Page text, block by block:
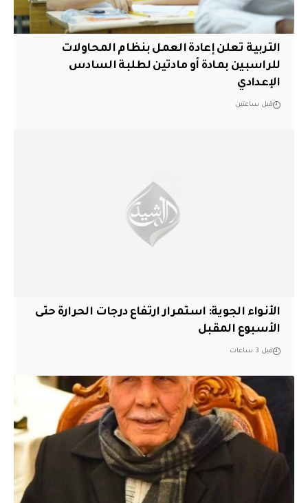
التربية تعلن إعادة العمل بنظام المحاولات
للراسبين بمادة أو مادتين لطلبة السادس
الإعدادي
قبل ساعتين
الأنواء الجوية: استمرار ارتفاع درجات الحرارة حتى
الأسبوع المقبل
قبل 3 ساعات